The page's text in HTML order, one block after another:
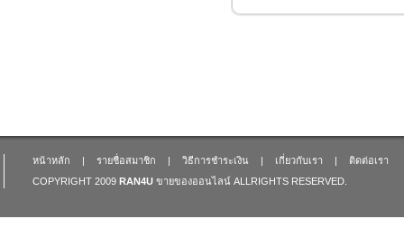
หน้าหลัก | รายชื่อสมาชิก | วิธีการชำระเงิน | เกี่ยวกับเรา |
ติดต่อเรา
COPYRIGHT 2009 RAN4U ขายของออนไลน์ ALLRIGHTS RESERVED.